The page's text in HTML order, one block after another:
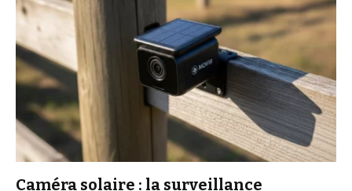
Caméra solaire : la surveillance